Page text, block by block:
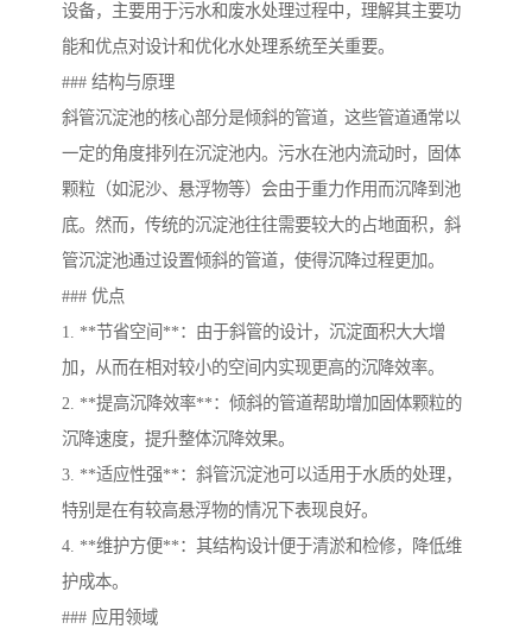
设备，主要用于污水和废水处理过程中，理解其主要功
能和优点对设计和优化水处理系统至关重要。
### 结构与原理
斜管沉淀池的核心部分是倾斜的管道，这些管道通常以
一定的角度排列在沉淀池内。污水在池内流动时，固体
颗粒（如泥沙、悬浮物等）会由于重力作用而沉降到池
底。然而，传统的沉淀池往往需要较大的占地面积，斜
管沉淀池通过设置倾斜的管道，使得沉降过程更加。
### 优点
1. **节省空间**：由于斜管的设计，沉淀面积大大增
加，从而在相对较小的空间内实现更高的沉降效率。
2. **提高沉降效率**：倾斜的管道帮助增加固体颗粒的
沉降速度，提升整体沉降效果。
3. **适应性强**：斜管沉淀池可以适用于水质的处理，
特别是在有较高悬浮物的情况下表现良好。
4. **维护方便**：其结构设计便于清淤和检修，降低维
护成本。
### 应用领域